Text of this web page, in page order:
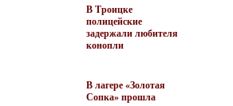
В Троицке
полицейские
задержали любителя
конопли
В лагере «Золотая
Сопка» прошла